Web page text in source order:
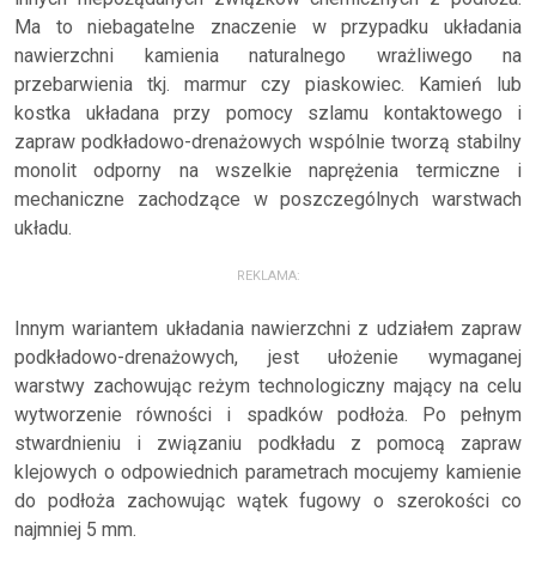
Ma to niebagatelne znaczenie w przypadku układania
nawierzchni kamienia naturalnego wrażliwego na
przebarwienia tkj. marmur czy piaskowiec. Kamień lub
kostka układana przy pomocy szlamu kontaktowego i
zapraw podkładowo-drenażowych wspólnie tworzą stabilny
monolit odporny na wszelkie naprężenia termiczne i
mechaniczne zachodzące w poszczególnych warstwach
układu.
REKLAMA:
Innym wariantem układania nawierzchni z udziałem zapraw
podkładowo-drenażowych, jest ułożenie wymaganej
warstwy zachowując reżym technologiczny mający na celu
wytworzenie równości i spadków podłoża. Po pełnym
stwardnieniu i związaniu podkładu z pomocą zapraw
klejowych o odpowiednich parametrach mocujemy kamienie
do podłoża zachowując wątek fugowy o szerokości co
najmniej 5 mm.